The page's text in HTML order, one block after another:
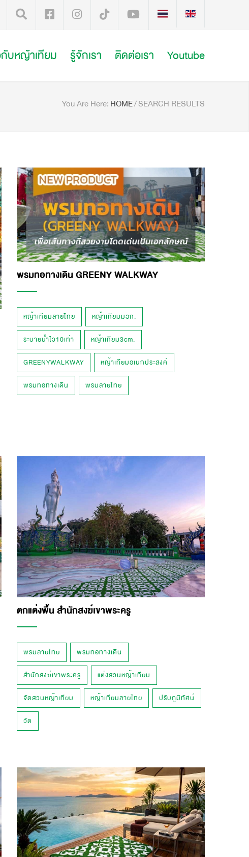
กับหญ้าเทียม รู้จักเรา ติดต่อเรา Youtube
You Are Here: HOME/SEARCH RESULTS
พรมทอทางเดิน GREENY WALKWAY
หญ้าเทียมลายไทย หญ้าเทียมมอก.
ระบายน้ำไว10เท่า หญ้าเทียม3cm.
GREENYWALKWAY หญ้าเทียมอเนกประสงค์
พรมทอทางเดิน พรมลายไทย
ตกแต่งพื้น สำนักสงฆ์เขาพระครู
พรมลายไทย พรมทอทางเดิน
สำนักสงฆ์เขาพระครู แต่งสวนหญ้าเทียม
จัดสวนหญ้าเทียม หญ้าเทียมลายไทย ปรับภูมิทัศน์
วัด